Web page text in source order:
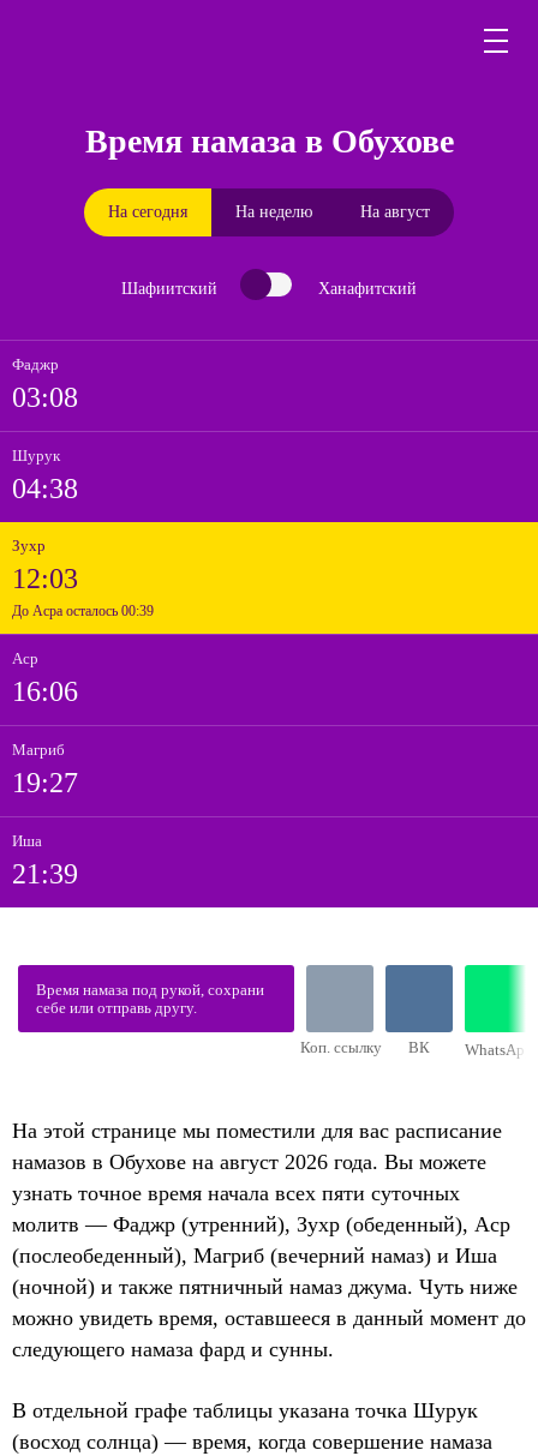
Время намаза в Обухове
На сегодня На неделю На август
Шафиитский Ханафитский
Фаджр
03:08
Шурук
04:38
Зухр
12:03
До Асра осталось 00:39
Аср
16:06
Магриб
19:27
Иша
21:39
Время намаза под рукой, сохрани
себе или отправь другу.
Коп. ссылку ВК WhatsApp
На этой странице мы поместили для вас расписание
намазов в Обухове на август 2026 года. Вы можете
узнать точное время начала всех пяти суточных
молитв — Фаджр (утренний), Зухр (обеденный), Аср
(послеобеденный), Магриб (вечерний намаз) и Иша
(ночной) и также пятничный намаз джума. Чуть ниже
можно увидеть время, оставшееся в данный момент до
следующего намаза фард и сунны.
В отдельной графе таблицы указана точка Шурук
(восход солнца) — время, когда совершение намаза